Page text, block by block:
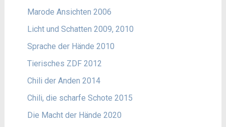
Marode Ansichten 2006
Licht und Schatten 2009, 2010
Sprache der Hände 2010
Tierisches ZDF 2012
Chili der Anden 2014
Chili, die scharfe Schote 2015
Die Macht der Hände 2020